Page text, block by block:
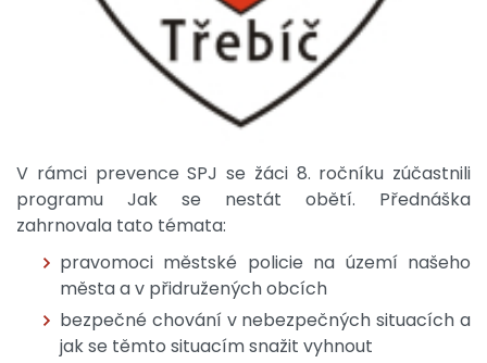
V rámci prevence SPJ se žáci 8. ročníku zúčastnili
programu Jak se nestát obětí. Přednáška
zahrnovala tato témata:
pravomoci městské policie na území našeho
města a v přidružených obcích
bezpečné chování v nebezpečných situacích a
jak se těmto situacím snažit vyhnout